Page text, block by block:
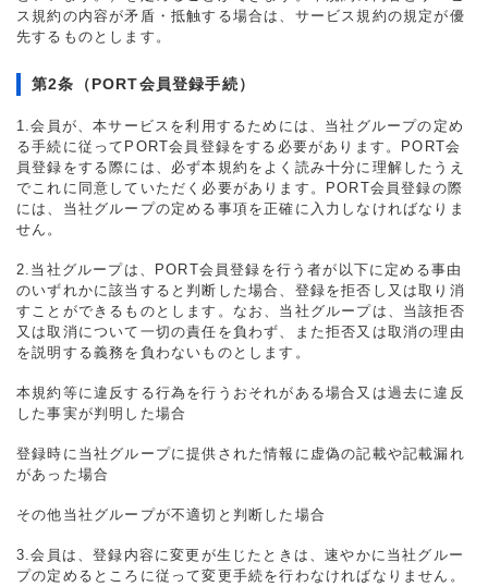
ス規約の内容が矛盾・抵触する場合は、サービス規約の規定が優
先するものとします。
第2条（PORT会員登録手続）
1.会員が、本サービスを利用するためには、当社グループの定め
る手続に従ってPORT会員登録をする必要があります。PORT会
員登録をする際には、必ず本規約をよく読み十分に理解したうえ
でこれに同意していただく必要があります。PORT会員登録の際
には、当社グループの定める事項を正確に入力しなければなりま
せん。
2.当社グループは、PORT会員登録を行う者が以下に定める事由
のいずれかに該当すると判断した場合、登録を拒否し又は取り消
すことができるものとします。なお、当社グループは、当該拒否
又は取消について一切の責任を負わず、また拒否又は取消の理由
を説明する義務を負わないものとします。
本規約等に違反する行為を行うおそれがある場合又は過去に違反
した事実が判明した場合
登録時に当社グループに提供された情報に虚偽の記載や記載漏れ
があった場合
その他当社グループが不適切と判断した場合
3.会員は、登録内容に変更が生じたときは、速やかに当社グルー
プの定めるところに従って変更手続を行わなければなりません。